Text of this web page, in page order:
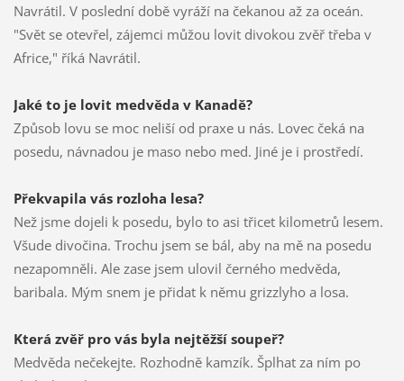
Navrátil. V poslední době vyráží na čekanou až za oceán.
"Svět se otevřel, zájemci můžou lovit divokou zvěř třeba v
Africe," říká Navrátil.
Jaké to je lovit medvěda v Kanadě?
Způsob lovu se moc neliší od praxe u nás. Lovec čeká na
posedu, návnadou je maso nebo med. Jiné je i prostředí.
Překvapila vás rozloha lesa?
Než jsme dojeli k posedu, bylo to asi třicet kilometrů lesem.
Všude divočina. Trochu jsem se bál, aby na mě na posedu
nezapomněli. Ale zase jsem ulovil černého medvěda,
baribala. Mým snem je přidat k němu grizzlyho a losa.
Která zvěř pro vás byla nejtěžší soupeř?
Medvěda nečekejte. Rozhodně kamzík. Šplhat za ním po